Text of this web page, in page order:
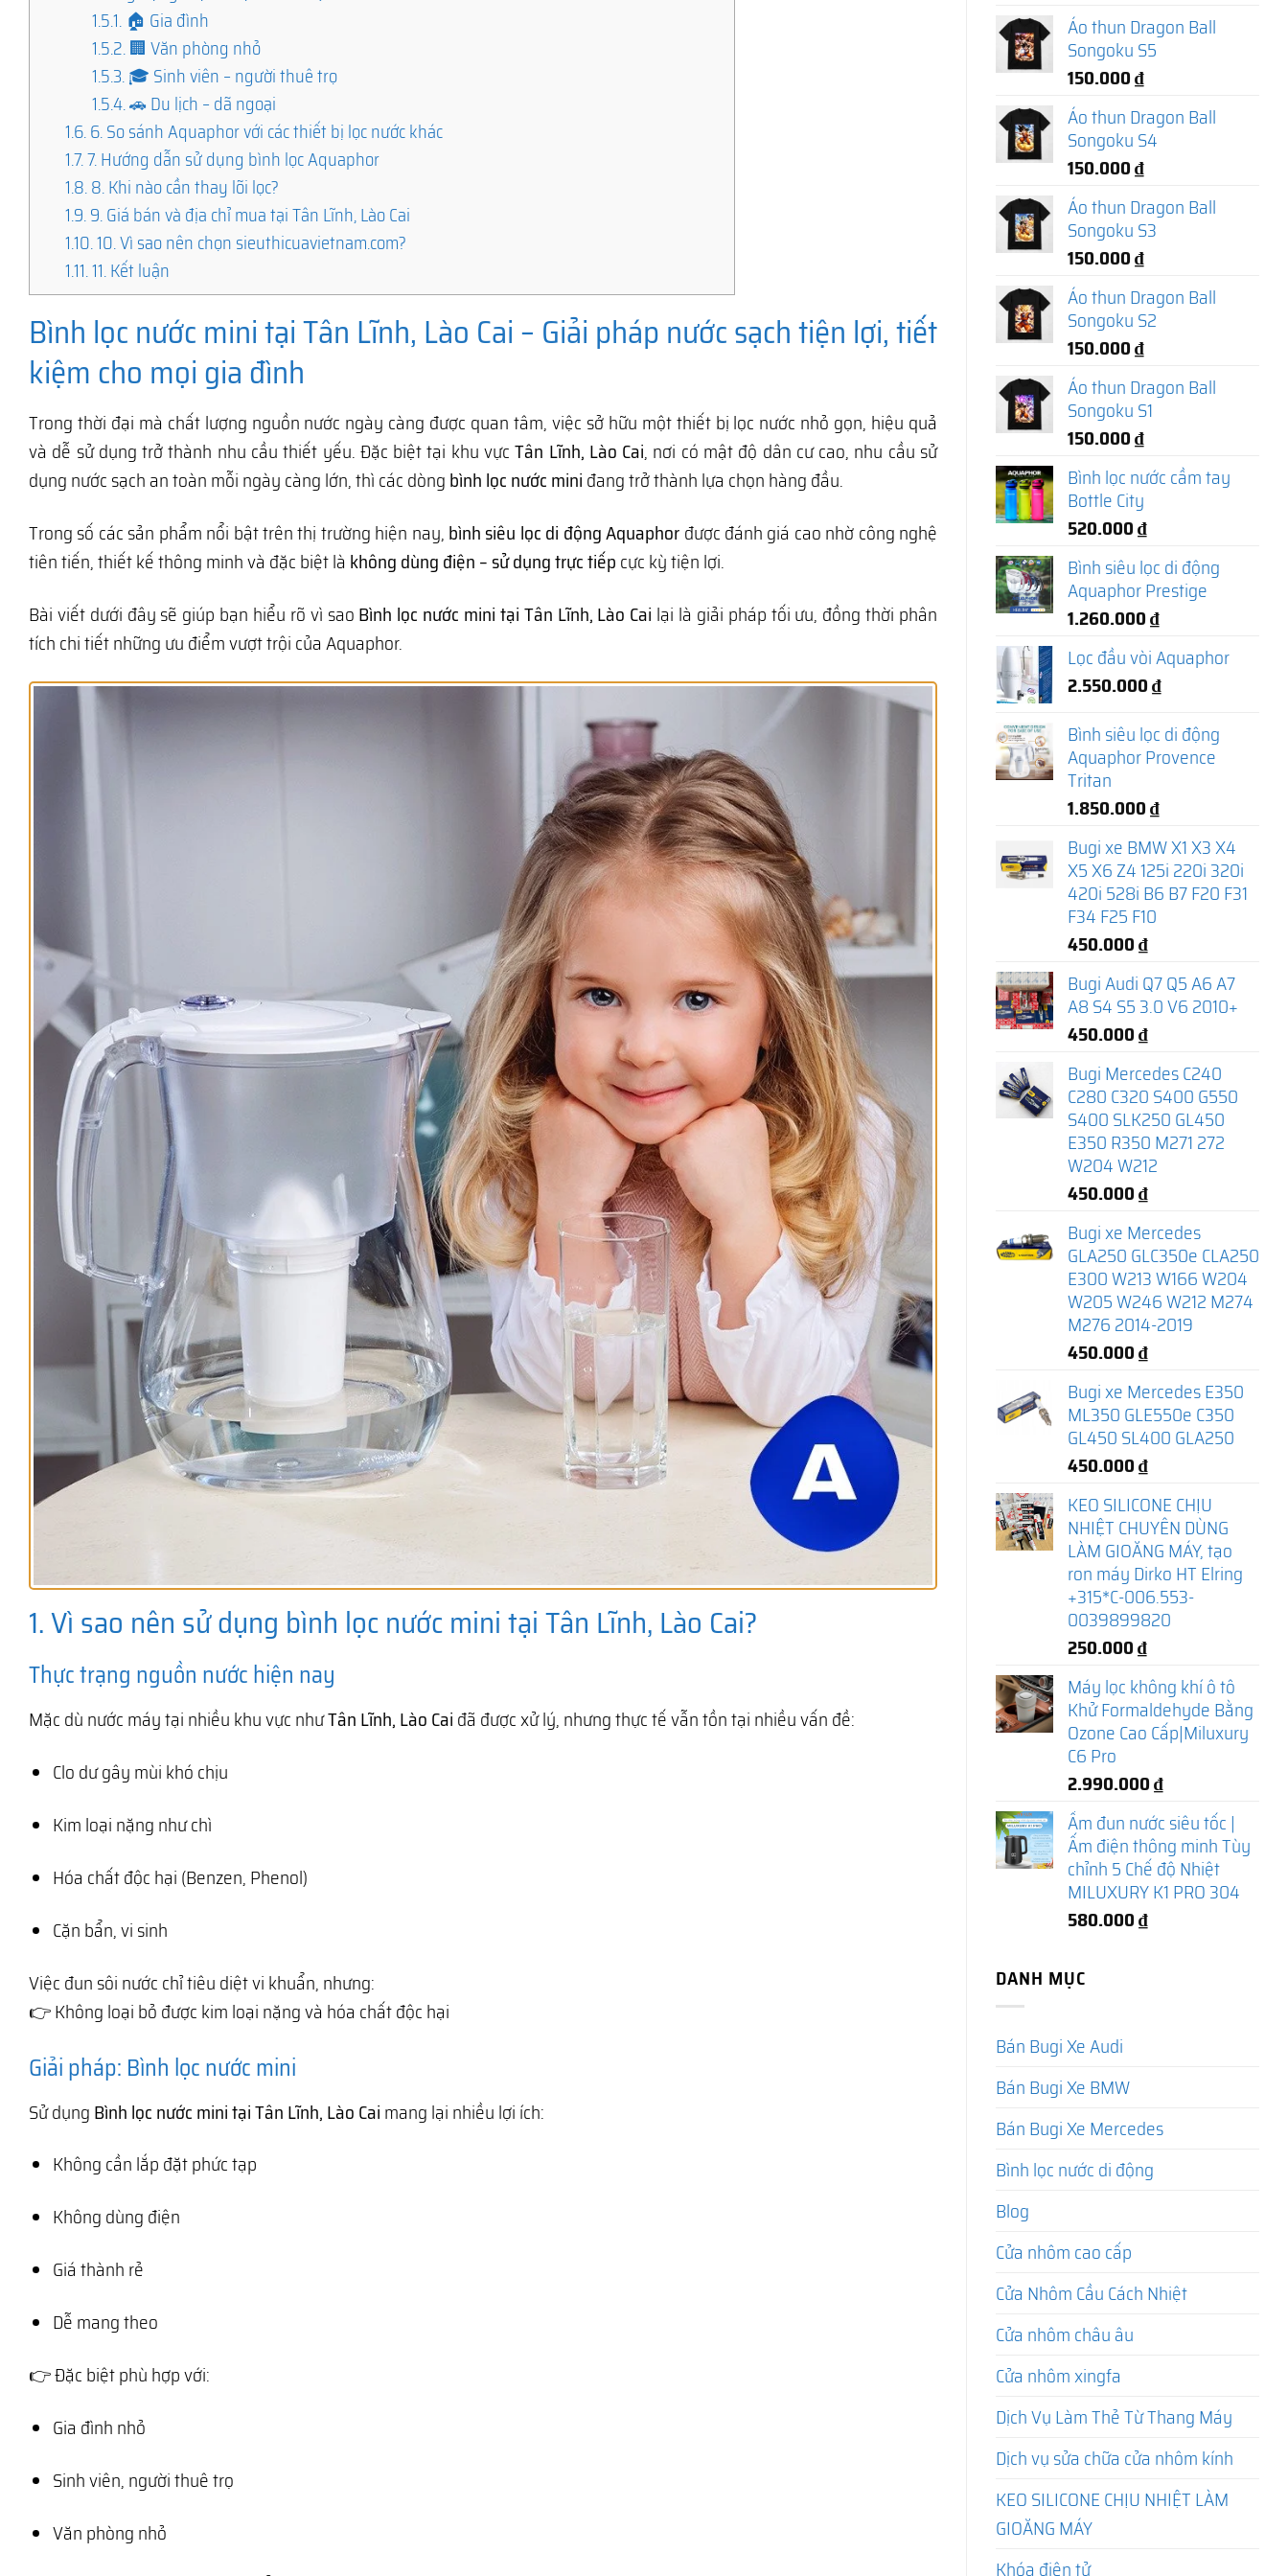
1.5.1.🏠 Gia đình
1.5.2.🏢 Văn phòng nhỏ
1.5.3.🎓 Sinh viên – người thuê trọ
1.5.4.🚗 Du lịch – dã ngoại
1.6.6. So sánh Aquaphor với các thiết bị lọc nước khác
1.7.7. Hướng dẫn sử dụng bình lọc Aquaphor
1.8.8. Khi nào cần thay lõi lọc?
1.9.9. Giá bán và địa chỉ mua tại Tân Lĩnh, Lào Cai
1.10.10. Vì sao nên chọn sieuthicuavietnam.com?
1.11.11. Kết luận
Bình lọc nước mini tại Tân Lĩnh, Lào Cai – Giải pháp nước sạch tiện lợi, tiết
kiệm cho mọi gia đình
Trong thời đại mà chất lượng nguồn nước ngày càng được quan tâm, việc sở hữu một thiết bị lọc nước nhỏ gọn, hiệu quả
và dễ sử dụng trở thành nhu cầu thiết yếu. Đặc biệt tại khu vựcTân Lĩnh, Lào Cai, nơi có mật độ dân cư cao, nhu cầu sử
dụng nước sạch an toàn mỗi ngày càng lớn, thì các dòng bình lọc nước mini đang trở thành lựa chọn hàng đầu.
Trong số các sản phẩm nổi bật trên thị trường hiện nay, bình siêu lọc di động Aquaphor được đánh giá cao nhờ công nghệ
tiên tiến, thiết kế thông minh và đặc biệt là không dùng điện – sử dụng trực tiếp cực kỳ tiện lợi.
Bài viết dưới đây sẽ giúp bạn hiểu rõ vì sao Bình lọc nước mini tại Tân Lĩnh, Lào Cai lại là giải pháp tối ưu, đồng thời phân
tích chi tiết những ưu điểm vượt trội của Aquaphor.
1. Vì sao nên sử dụng bình lọc nước mini tại Tân Lĩnh, Lào Cai?
Thực trạng nguồn nước hiện nay
Mặc dù nước máy tại nhiều khu vực nhưTân Lĩnh, Lào Cai đã được xử lý, nhưng thực tế vẫn tồn tại nhiều vấn đề:
Clo dư gây mùi khó chịu
Kim loại nặng như chì
Hóa chất độc hại (Benzen, Phenol)
Cặn bẩn, vi sinh
Việc đun sôi nước chỉ tiêu diệt vi khuẩn, nhưng:
👉 Không loại bỏ được kim loại nặng và hóa chất độc hại
Giải pháp: Bình lọc nước mini
Sử dụng Bình lọc nước mini tại Tân Lĩnh, Lào Cai mang lại nhiều lợi ích:
Không cần lắp đặt phức tạp
Không dùng điện
Giá thành rẻ
Dễ mang theo
👉 Đặc biệt phù hợp với:
Gia đình nhỏ
Sinh viên, người thuê trọ
Văn phòng nhỏ
Áo thun Dragon Ball
Songoku S5
150.000₫
Áo thun Dragon Ball
Songoku S4
150.000₫
Áo thun Dragon Ball
Songoku S3
150.000₫
Áo thun Dragon Ball
Songoku S2
150.000₫
Áo thun Dragon Ball
Songoku S1
150.000₫
Bình lọc nước cầm tay
Bottle City
520.000₫
Bình siêu lọc di động
Aquaphor Prestige
1.260.000₫
Lọc đầu vòi Aquaphor
2.550.000₫
Bình siêu lọc di động
Aquaphor Provence
Tritan
1.850.000₫
Bugi xe BMW X1 X3 X4
X5 X6 Z4 125i 220i 320i
420i 528i B6 B7 F20 F31
F34 F25 F10
450.000₫
Bugi Audi Q7 Q5 A6 A7
A8 S4 S5 3.0 V6 2010+
450.000₫
Bugi Mercedes C240
C280 C320 S400 G550
S400 SLK250 GL450
E350 R350 M271 272
W204 W212
450.000₫
Bugi xe Mercedes
GLA250 GLC350e CLA250
E300 W213 W166 W204
W205 W246 W212 M274
M276 2014-2019
450.000₫
Bugi xe Mercedes E350
ML350 GLE550e C350
GL450 SL400 GLA250
450.000₫
KEO SILICONE CHỊU
NHIỆT CHUYÊN DÙNG
LÀM GIOĂNG MÁY, tạo
ron máy Dirko HT Elring
+315*C-006.553-
0039899820
250.000₫
Máy lọc không khí ô tô
Khử Formaldehyde Bằng
Ozone Cao Cấp|Miluxury
C6 Pro
2.990.000₫
Ấm đun nước siêu tốc |
Ấm điện thông minh Tùy
chỉnh 5 Chế độ Nhiệt
MILUXURY K1 PRO 304
580.000₫
DANH MỤC
Bán Bugi Xe Audi
Bán Bugi Xe BMW
Bán Bugi Xe Mercedes
Bình lọc nước di động
Blog
Cửa nhôm cao cấp
Cửa Nhôm Cầu Cách Nhiệt
Cửa nhôm châu âu
Cửa nhôm xingfa
Dịch Vụ Làm Thẻ Từ Thang Máy
Dịch vụ sửa chữa cửa nhôm kính
KEO SILICONE CHỊU NHIỆT LÀM
GIOĂNG MÁY
Khóa điện tử